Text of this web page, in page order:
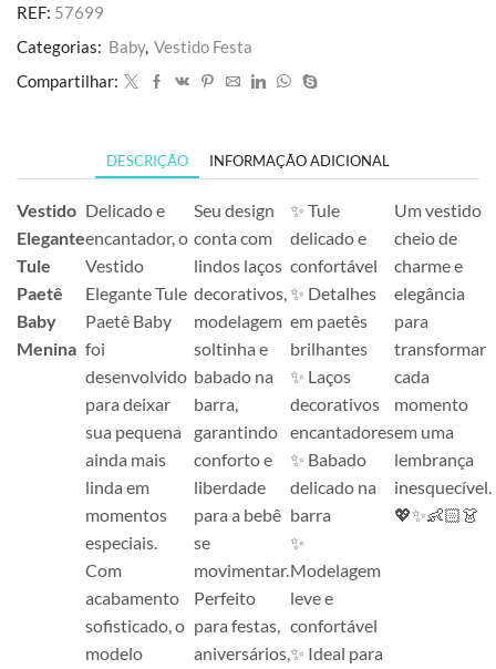
REF: 57699
Categorias: Baby, Vestido Festa
Compartilhar:
DESCRIÇÃO INFORMAÇÃO ADICIONAL
Vestido
Elegante
Tule
Paetê
Baby
Menina
Delicado e
encantador, o
Vestido
Elegante Tule
Paetê Baby
foi
desenvolvido
para deixar
sua pequena
ainda mais
linda em
momentos
especiais.
Com
acabamento
sofisticado, o
modelo
Seu design
conta com
lindos laços
decorativos,
modelagem
soltinha e
babado na
barra,
garantindo
conforto e
liberdade
para a bebê
se
movimentar.
Perfeito
para festas,
aniversários,
✨ Tule
delicado e
confortável
✨ Detalhes
em paetês
brilhantes
✨ Laços
decorativos
encantadores
✨ Babado
delicado na
barra
✨
Modelagem
leve e
confortável
✨ Ideal para
Um vestido
cheio de
charme e
elegância
para
transformar
cada
momento
em uma
lembrança
inesquecível.
💖✨👶🏻👗